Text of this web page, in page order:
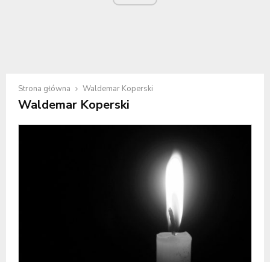
Strona główna Waldemar Koperski
Waldemar Koperski